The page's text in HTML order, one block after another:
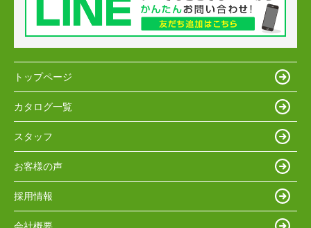
トップページ
カタログ一覧
スタッフ
お客様の声
採用情報
会社概要